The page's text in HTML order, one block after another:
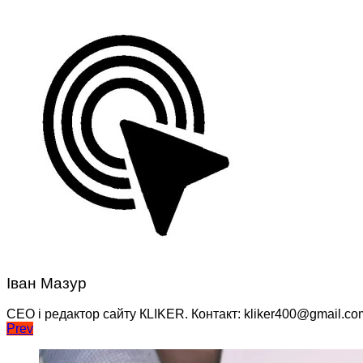
Іван Мазур
CEO і редактор сайту КLIKER. Контакт:
Навігація
записів
Prev